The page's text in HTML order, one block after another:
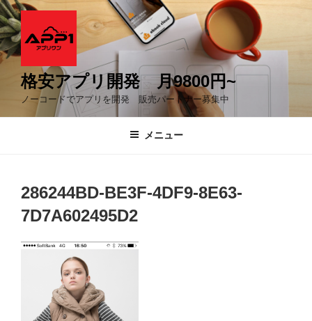
コ
ン
テ
ン
格安アプリ開発 月9800円~
ノーコードでアプリを開発 販売パートナー募集中
メニュー
286244BD-BE3F-4DF9-8E63-
7D7A602495D2